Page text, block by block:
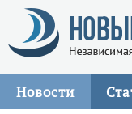
Новости